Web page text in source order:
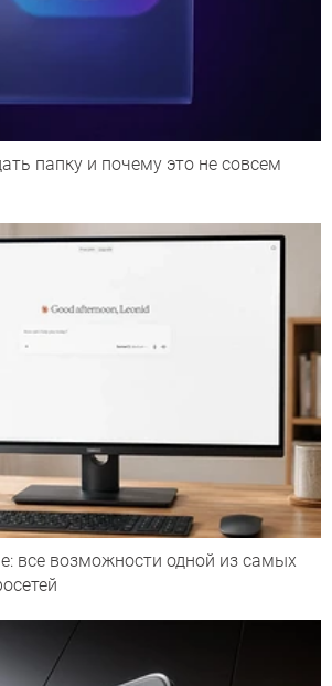
папку и почему это не совсем
все возможности одной из самых